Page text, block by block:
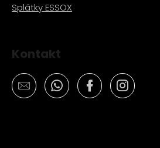
Splátky ESSOX
Kontakt